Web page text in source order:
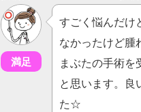
満足
すごく悩んだけ
なかったけど腫
まぶたの手術を
と思います。良
た☆